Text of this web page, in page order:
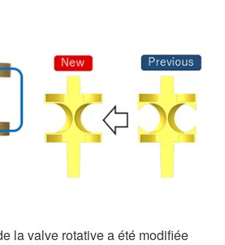
la valve rotative a été modifiée